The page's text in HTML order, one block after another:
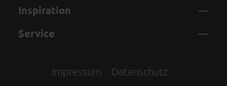
Inspiration
Service
Impressum
Datenschutz